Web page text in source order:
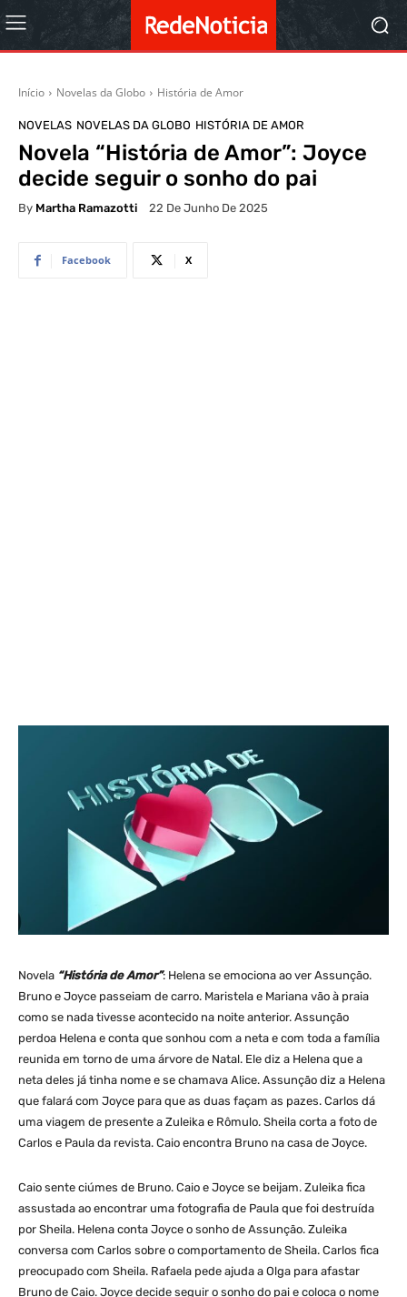
Início Novelas da Globo História de Amor
NOVELAS NOVELAS DA GLOBO HISTÓRIA DE AMOR
Novela “História de Amor”: Joyce
decide seguir o sonho do pai
By Martha Ramazotti 22 De Junho De 2025
Facebook X
Novela “História de Amor”: Helena se emociona ao ver Assunção.
Bruno e Joyce passeiam de carro. Maristela e Mariana vão à praia
como se nada tivesse acontecido na noite anterior. Assunção
perdoa Helena e conta que sonhou com a neta e com toda a família
reunida em torno de uma árvore de Natal. Ele diz a Helena que a
neta deles já tinha nome e se chamava Alice. Assunção diz a Helena
que falará com Joyce para que as duas façam as pazes. Carlos dá
uma viagem de presente a Zuleika e Rômulo. Sheila corta a foto de
Carlos e Paula da revista. Caio encontra Bruno na casa de Joyce.
Caio sente ciúmes de Bruno. Caio e Joyce se beijam. Zuleika fica
assustada ao encontrar uma fotografia de Paula que foi destruída
por Sheila. Helena conta Joyce o sonho de Assunção. Zuleika
conversa com Carlos sobre o comportamento de Sheila. Carlos fica
preocupado com Sheila. Rafaela pede ajuda a Olga para afastar
Bruno de Caio. Joyce decide seguir o sonho do pai e coloca o nome